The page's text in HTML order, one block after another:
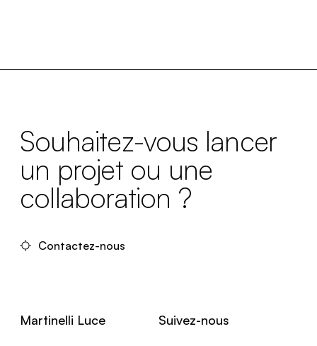
Souhaitez-vous lancer
un projet ou une
collaboration ?
Contactez-nous
Martinelli Luce Suivez-nous